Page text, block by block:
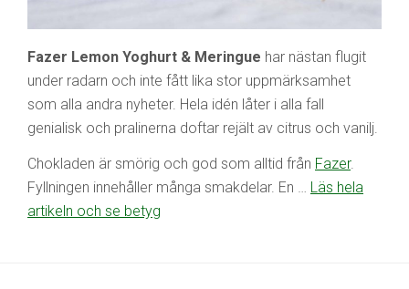
Fazer Lemon Yoghurt & Meringue har nästan flugit
under radarn och inte fått lika stor uppmärksamhet
som alla andra nyheter. Hela idén låter i alla fall
genialisk och pralinerna doftar rejält av citrus och vanilj.
Chokladen är smörig och god som alltid från Fazer.
Fyllningen innehåller många smakdelar. En … Läs hela
artikeln och se betyg